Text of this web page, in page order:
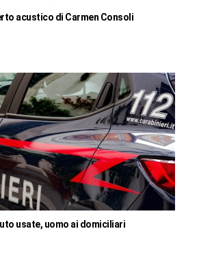
acustico di Carmen Consoli
usate, uomo ai domiciliari